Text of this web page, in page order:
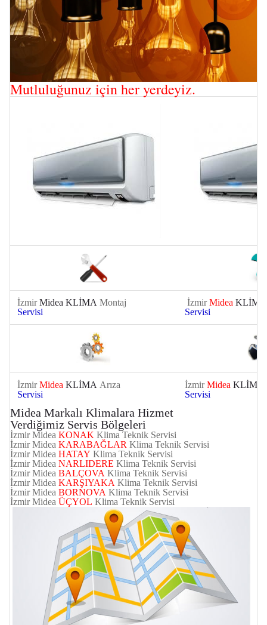
Mutluluğunuz için her yerdeyiz.
İzmirMidea KLİMA Montaj
Servisi
İzmirMidea KLİMA
Servisi
İzmirMidea KLİMA Arıza
Servisi
İzmirMidea KLİMA
Servisi
Midea Markalı Klimalara Hizmet
Verdiğimiz Servis Bölgeleri
İzmir Midea KONAK Klima Teknik Servisi
İzmir Midea KARABAĞLAR Klima Teknik Servisi
İzmir Midea HATAY Klima Teknik Servisi
İzmir Midea NARLIDERE Klima Teknik Servisi
İzmirMidea BALÇOVA Klima Teknik Servisi
İzmirMidea KARŞIYAKA Klima Teknik Servisi
İzmirMidea BORNOVA Klima Teknik Servisi
İzmirMidea ÜÇYOL Klima Teknik Servisi